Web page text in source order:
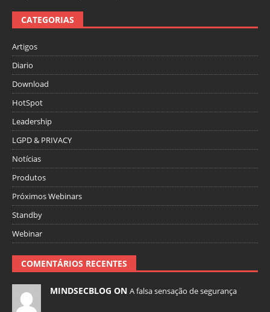
CATEGORIAS
Artigos
Diario
Download
HotSpot
Leadership
LGPD & PRIVACY
Notícias
Produtos
Próximos Webinars
Standby
Webinar
COMENTÁRIOS RECENTES
MINDSECBLOG ON A falsa sensação de segurança